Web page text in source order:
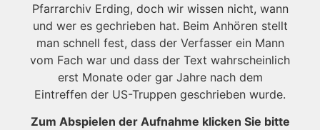
Pfarrarchiv Erding, doch wir wissen nicht, wann
und wer es gechrieben hat. Beim Anhören stellt
man schnell fest, dass der Verfasser ein Mann
vom Fach war und dass der Text wahrscheinlich
erst Monate oder gar Jahre nach dem
Eintreffen der US-Truppen geschrieben wurde.
Zum Abspielen der Aufnahme klicken Sie bitte